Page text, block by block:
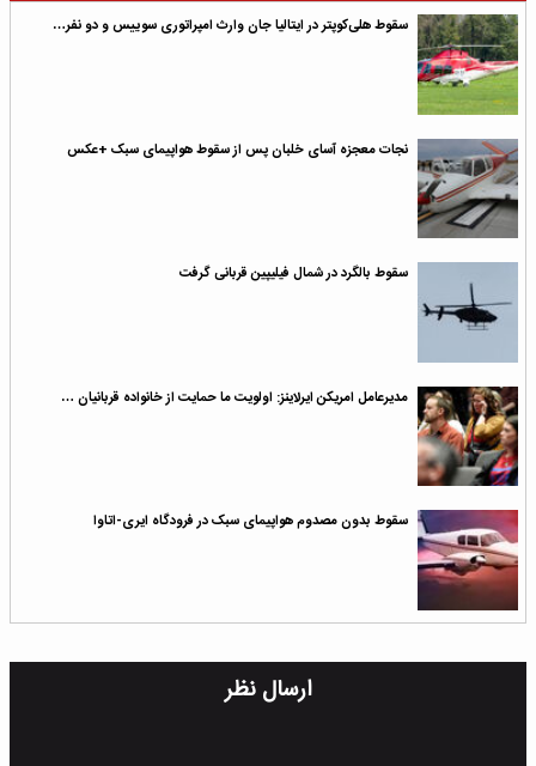
سقوط هلی‌کوپتر در ایتالیا جان وارث امپراتوری سوییس و دو نفر…
نجات معجزه آسای خلبان پس از سقوط هواپیمای سبک +عکس
سقوط بالگرد در شمال فیلیپین قربانی گرفت
مدیرعامل امریکن ایرلاینز: اولویت ما حمایت از خانواد‌ه قربانیان …
سقوط بدون مصدوم هواپیمای سبک در فرودگاه ایری-اتاوا
ارسال نظر